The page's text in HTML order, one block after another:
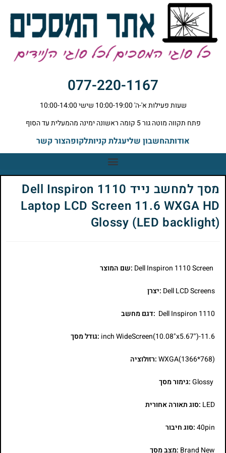
077-220-1167
שעות פעילות א'-ה' 10:00-19:00 שישי 10:00-14:00
פתח תקווה מוטה גור 5 קומה ראשונה ימינה מהמעלית עד הסוף
אודותהחשבון שליעגלת קניותלקופהצור קשר
מסך למחשב נייד Dell Inspiron 1110
Laptop LCD Screen 11.6 WXGA HD
Glossy (LED backlight)
:שם המוצר
Dell LCD Screens :יצרן
Dell Inspiron 1110 :דגם מחשב
11.6-inch WideScreen(10.08"x5.67") :גודל מסך
WXGA(1366*768):רזולוציה
Glossy:גימור מסך
LED :סוג תאורה אחורית
40pin:סוג חיבור
Brand New :מצב מסך